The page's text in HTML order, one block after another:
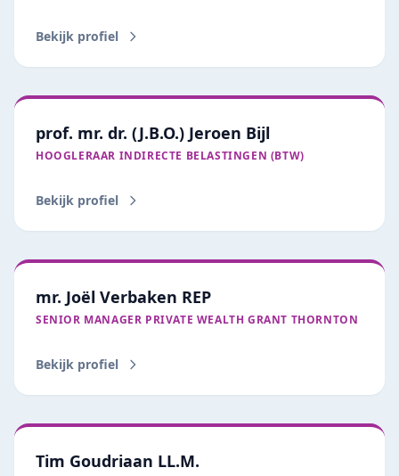
Bekijk profiel
prof. mr. dr. (J.B.O.) Jeroen Bijl
HOOGLERAAR INDIRECTE BELASTINGEN (BTW)
Bekijk profiel
mr. Joël Verbaken REP
SENIOR MANAGER PRIVATE WEALTH GRANT THORNTON
Bekijk profiel
Tim Goudriaan LL.M.